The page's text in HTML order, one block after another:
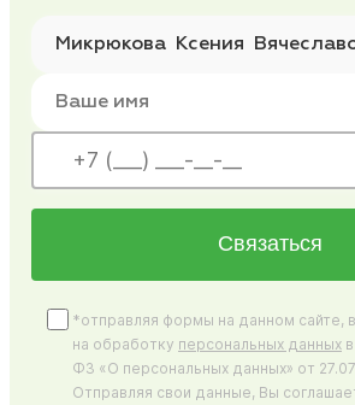
Связаться
*отправляя формы на данном сайте,
на обработку персональных данных
ФЗ «О персональных данных» от
Отправляя свои данные, Вы